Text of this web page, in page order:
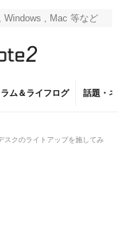
ム＆ライフログ 話題・
スクのライトアップを施してみ